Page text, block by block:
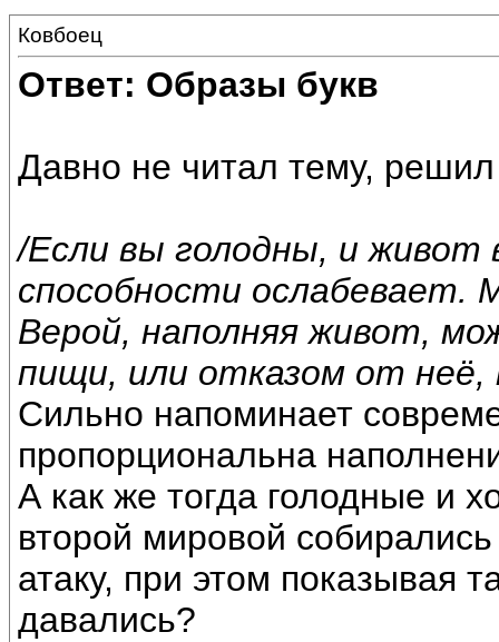
Ковбоец
Ответ: Образы букв
Давно не читал тему, решил
/Если вы голодны, и живот
способности ослабевает.
Верой, наполняя живот,
пищи, или отказом от
Сильно напоминает
пропорциональна
А как же тогда голодные и
второй мировой
атаку, при этом показывая
давались?